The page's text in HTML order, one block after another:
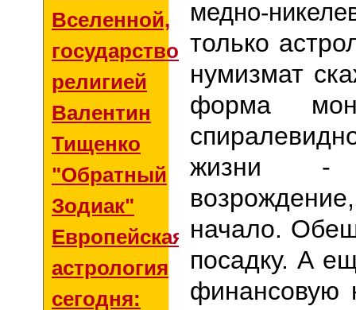
Вселенной,
государством и
религией
Валентин
Тищенко
"Обратный
Зодиак"
Европейская
астрология
сегодня:
медно-
только
нумизмат
форма
жизни -
начало.
посадку. А
финансовую